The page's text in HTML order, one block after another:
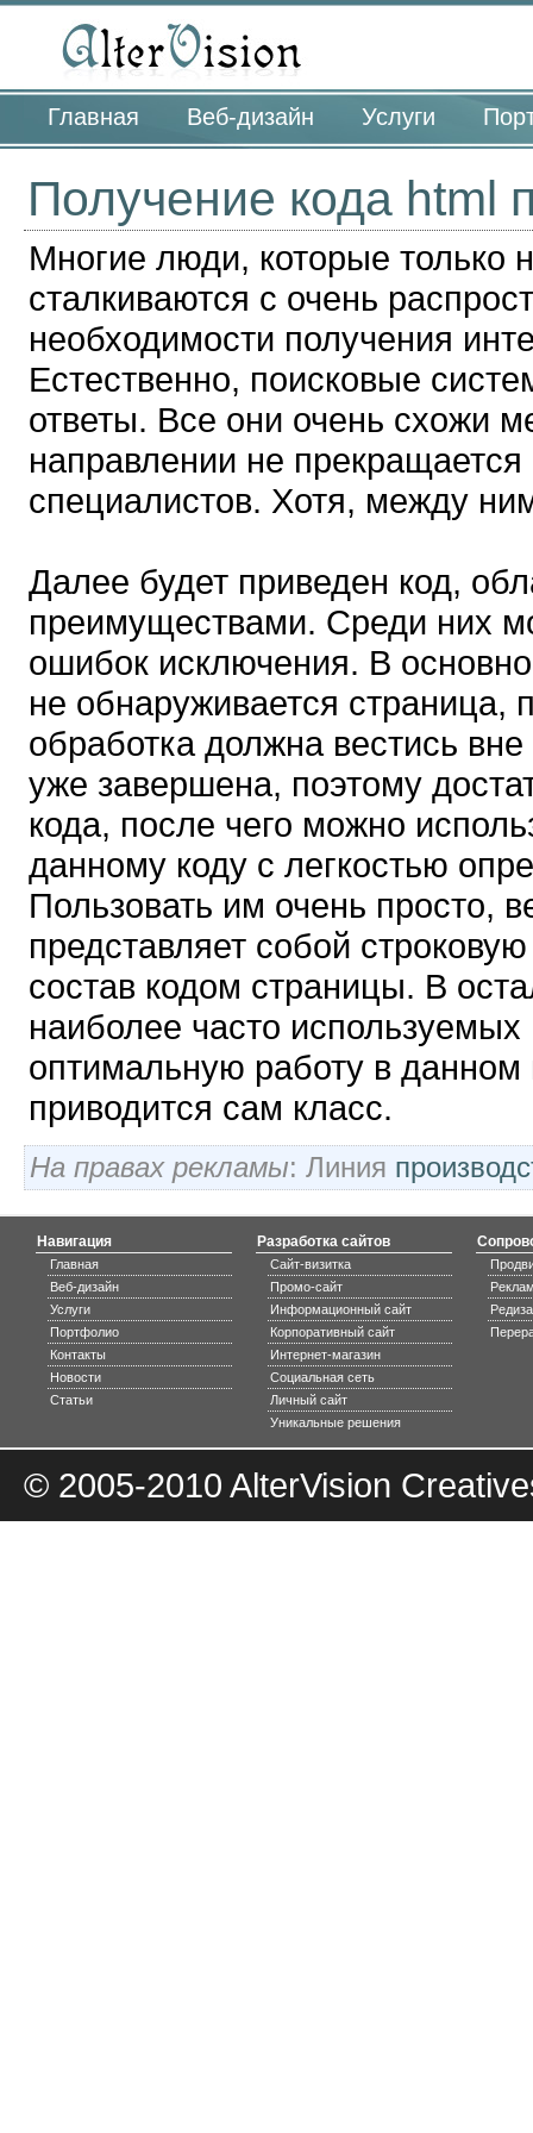
Главная Веб-дизайн Услуги
Получение кода html
Многие люди, которые только
сталкиваются с очень
необходимости получения
Естественно, поисковые
ответы. Все они очень схожи
направлении не
специалистов. Хотя, между
Далее будет приведен код,
преимуществами. Среди них
ошибок исключения. В
не обнаруживается
обработка должна вестись
уже завершена, поэтому
кода, после чего можно
данному коду с легкостью
Пользовать им очень просто,
представляет собой
состав кодом страницы. В
наиболее часто
оптимальную работу в
приводится сам класс.
На правах рекламы: Линия
Навигация
Главная
Веб-дизайн
Услуги
Портфолио
Контакты
Новости
Статьи
Разработка сайтов
Сайт-визитка
Промо-сайт
Информационный сайт
Корпоративный сайт
Интернет-магазин
Социальная сеть
Личный сайт
Уникальные решения
© 2005-2010 AlterVision